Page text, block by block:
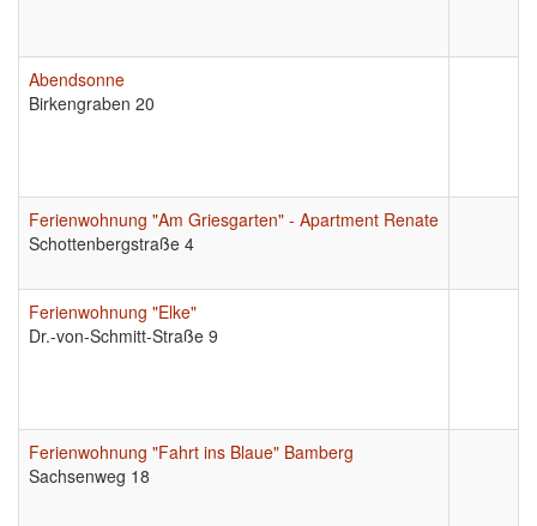
Abendsonne
Birkengraben 20
Ferienwohnung "Am Griesgarten" - Apartment Renate
Schottenbergstraße 4
Ferienwohnung "Elke"
Dr.-von-Schmitt-Straße 9
Ferienwohnung "Fahrt ins Blaue" Bamberg
Sachsenweg 18